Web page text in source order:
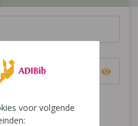
voor volgende